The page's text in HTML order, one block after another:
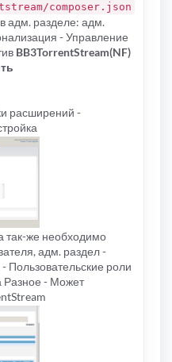
composer.json
адм. разделе: адм.
- Управление
BB3TorrentStream(NF)
расширений -
так-же необходимо
адм. раздел -
Пользовательские роли
Разное - Может